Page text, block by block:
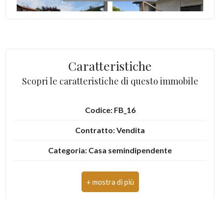
Caratteristiche
Scopri le caratteristiche di questo immobile
Codice: FB_16
Contratto: Vendita
Categoria: Casa semindipendente
Indirizzo: Massimo D'azeglio, 4
CAP: 10010